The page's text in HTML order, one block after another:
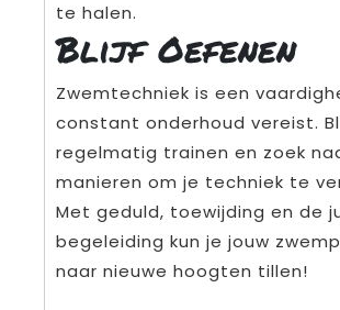
te halen.
Blijf Oefenen
Zwemtechniek is een
constant onderhoud vereist.
regelmatig trainen en zoek
manieren om je techniek te
Met geduld, toewijding en de
begeleiding kun je jouw
naar nieuwe hoogten tillen!